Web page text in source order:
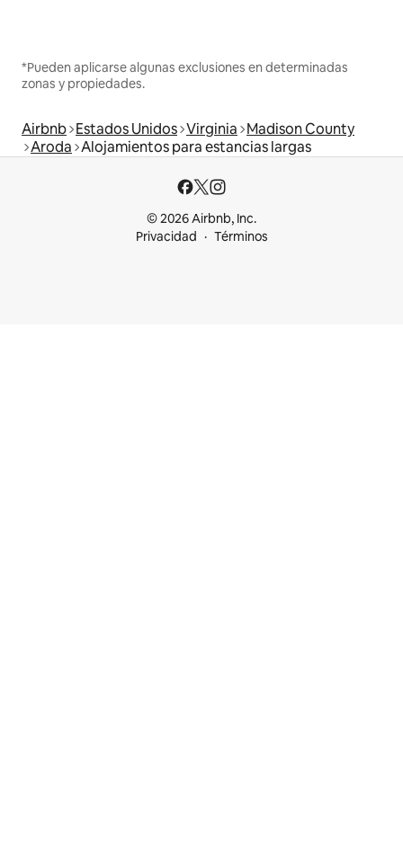
*Pueden aplicarse algunas exclusiones en determinadas
zonas y propiedades.
Airbnb Estados Unidos Virginia Madison County
Aroda Alojamientos para estancias largas
© 2026 Airbnb, Inc.
Privacidad
Términos